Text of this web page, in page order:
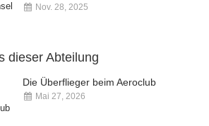
Nov. 28, 2025
dieser Abteilung
Die Überflieger beim Aeroclub
Mai 27, 2026